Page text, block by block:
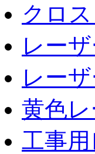
クロ
レー
レー
黄色
工事